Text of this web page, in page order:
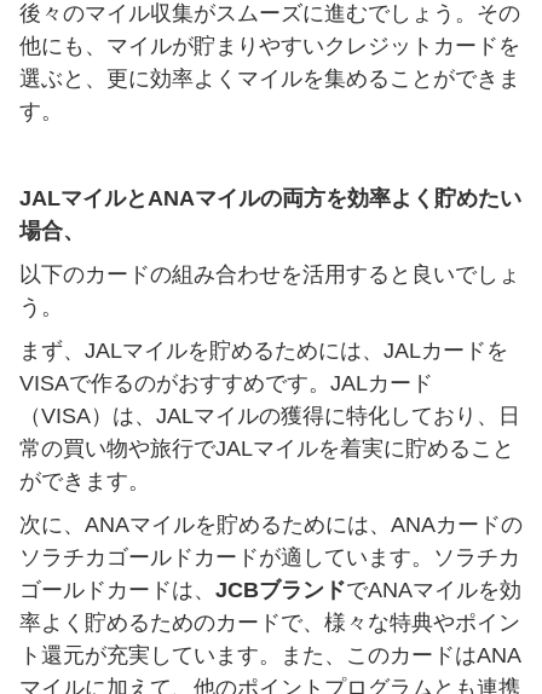
後々のマイル収集がスムーズに進むでしょう。その
他にも、マイルが貯まりやすいクレジットカードを
選ぶと、更に効率よくマイルを集めることができま
す。
JALマイルとANAマイルの両方を効率よく貯めたい
場合、
以下のカードの組み合わせを活用すると良いでしょ
う。
まず、JALマイルを貯めるためには、JALカードを
VISAで作るのがおすすめです。JALカード
（VISA）は、JALマイルの獲得に特化しており、日
常の買い物や旅行でJALマイルを着実に貯めること
ができます。
次に、ANAマイルを貯めるためには、ANAカードの
ソラチカゴールドカードが適しています。ソラチカ
ゴールドカードは、 JCBブランドでANAマイルを効
率よく貯めるためのカードで、様々な特典やポイン
ト還元が充実しています。また、このカードはANA
マイルに加えて、他のポイントプログラムとも連携